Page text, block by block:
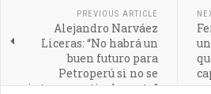
PREVIOUS ARTICLE
Alejandro Narváez
Liceras: “No habrá un
buen futuro para
Petroperú si no se
integra verticalmente”